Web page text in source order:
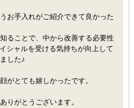
お手入れがご紹介できて良かった
ることで、中から改善する必要性
シャルを受ける気持ちが向上して
した♪
がとても嬉しかったです。
りがとうございます。